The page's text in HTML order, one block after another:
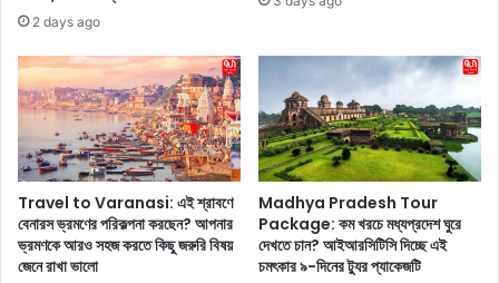
দী
অ
তা
রে
মু
গ্ধ
ভ
ক্ত
রা
2 days ago
Travel to Varanasi: এই শ্রাবণে
বেনারস ভ্রমণের পরিকল্পনা করছেন? আপনার
ভ্রমণকে আরও সহজ করতে কিছু জরুরি বিষয়
জেনে রাখা ভালো
Madhya Pradesh Tour
Package: কম খরচে মধ্যপ্রদেশ ঘুরে
দেখতে চান? আইআরসিটিসি দিচ্ছে এই
চমৎকার ৯-দিনের ট্যুর প্যাকেজটি